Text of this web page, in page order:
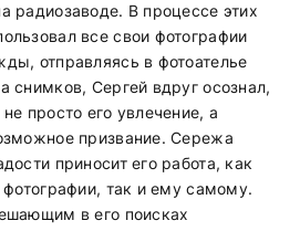
радиозаводе. В процессе этих
все свои фотографии
отправляясь в фотоателье
снимков, Сергей вдруг осознал,
просто его увлечение, а
призвание. Сережа
приносит его работа, как
фотографии, так и ему самому.
в его поисках